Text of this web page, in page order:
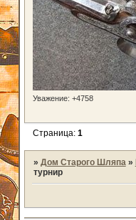
Уважение: +4758
Страница: 1
» Дом Старого Шляпа »
турнир